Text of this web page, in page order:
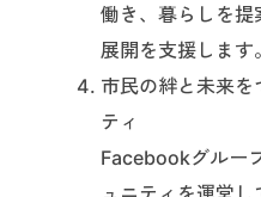
働き、暮らしを提
展開を支援します。
市民の絆と未来を
ティ
Facebookグルー